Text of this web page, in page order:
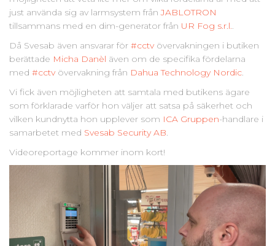
just använda sig av larmsystem frånJABLOTRON
tillsammans med en dim-generator från UR Fog s.r.l..
Då Svesab även ansvarar för #cctvövervakningen i butiken
berättade Micha Danèl även om de specifika fördelarna
med #cctvövervakning från Dahua Technology Nordic.
Vi fick även möjligheten att samtala med butikens ägare
som förklarade varför hon väljer att satsa på säkerhet och
vilken kundnytta hon upplever som ICA Gruppen-handlare i
samarbetet med Svesab Security AB.
Videoreportage kommer inom kort!